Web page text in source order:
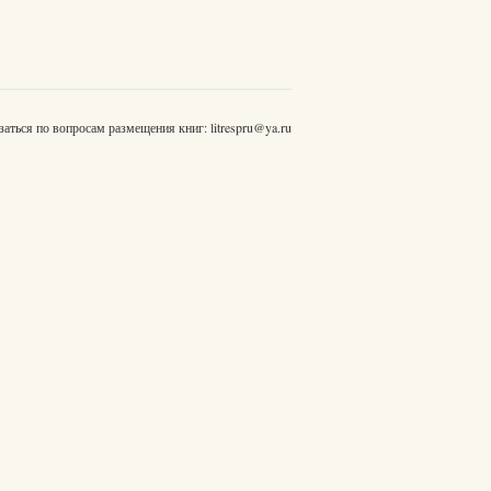
по вопросам размещения книг:litrespru@ya.ru